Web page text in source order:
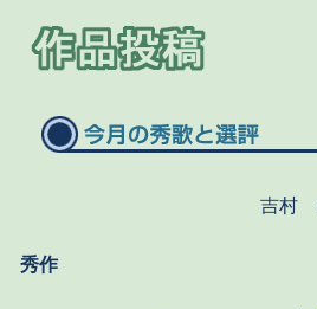
吉村
秀作